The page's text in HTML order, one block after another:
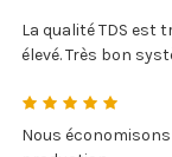
La qualité TDS est
élevé. Très bon
Nous